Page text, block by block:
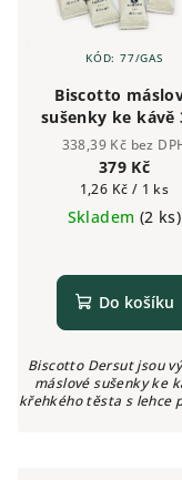
Biscotto
sušenky ke kávě
ks
338,39 Kč bez
379 Kč
Měrná
cena:
1,26 Kč / 1 ks
Skladem (2 ks)
Do košíku
Biscotto Dersut jsou
máslové sušenky ke
křehkého těsta s lehce
KÓD:77/GAS